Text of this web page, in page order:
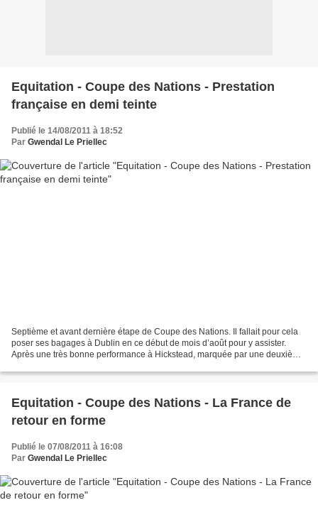
Equitation - Coupe des Nations - Prestation
française en demi teinte
Publié le 14/08/2011 à 18:52
Par Gwendal Le Priellec
Septième et avant dernière étape de Coupe des Nations. Il fallait pour cela
poser ses bagages à Dublin en ce début de mois d’août pour y assister.
Après une très bonne performance à Hickstead, marquée par une deuxième
Equitation - Coupe des Nations - La France de
retour en forme
Publié le 07/08/2011 à 16:08
Par Gwendal Le Priellec